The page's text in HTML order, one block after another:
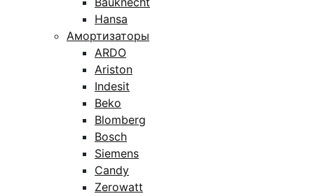
Hansa
Амортизаторы
ARDO
Ariston
Indesit
Beko
Blomberg
Bosch
Siemens
Candy
Zerowatt